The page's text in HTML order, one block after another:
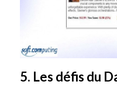
5. Les défis du